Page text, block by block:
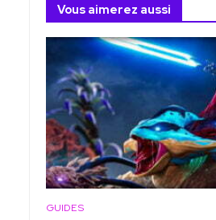
Vous aimerez aussi
GUIDES